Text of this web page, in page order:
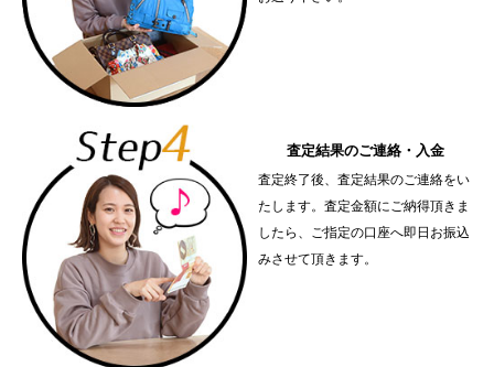
査定結果のご連絡・入金
査定終了後、査定結果のご連絡をい
たします。査定金額にご納得頂きま
したら、ご指定の口座へ即日お振込
みさせて頂きます。